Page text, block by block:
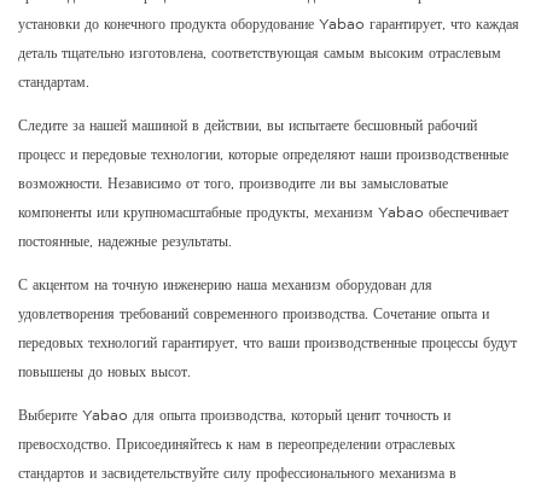
установки до конечного продукта оборудование Yabao гарантирует, что каждая
деталь тщательно изготовлена, соответствующая самым высоким отраслевым
стандартам.
Следите за нашей машиной в действии, вы испытаете бесшовный рабочий
процесс и передовые технологии, которые определяют наши производственные
возможности. Независимо от того, производите ли вы замысловатые
компоненты или крупномасштабные продукты, механизм Yabao обеспечивает
постоянные, надежные результаты.
С акцентом на точную инженерию наша механизм оборудован для
удовлетворения требований современного производства. Сочетание опыта и
передовых технологий гарантирует, что ваши производственные процессы будут
повышены до новых высот.
Выберите Yabao для опыта производства, который ценит точность и
превосходство. Присоединяйтесь к нам в переопределении отраслевых
стандартов и засвидетельствуйте силу профессионального механизма в